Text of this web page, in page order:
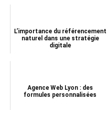
L’importance du référencement
naturel dans une stratégie
digitale
Agence Web Lyon : des
formules personnalisées